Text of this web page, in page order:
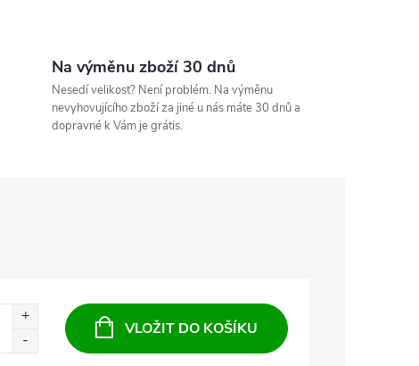
Na výměnu zboží 30 dnů
Nesedí velikost? Není problém. Na výměnu
nevyhovujícího zboží za jiné u nás máte 30 dnů a
dopravné k Vám je grátis.
VLOŽIT DO KOŠÍKU